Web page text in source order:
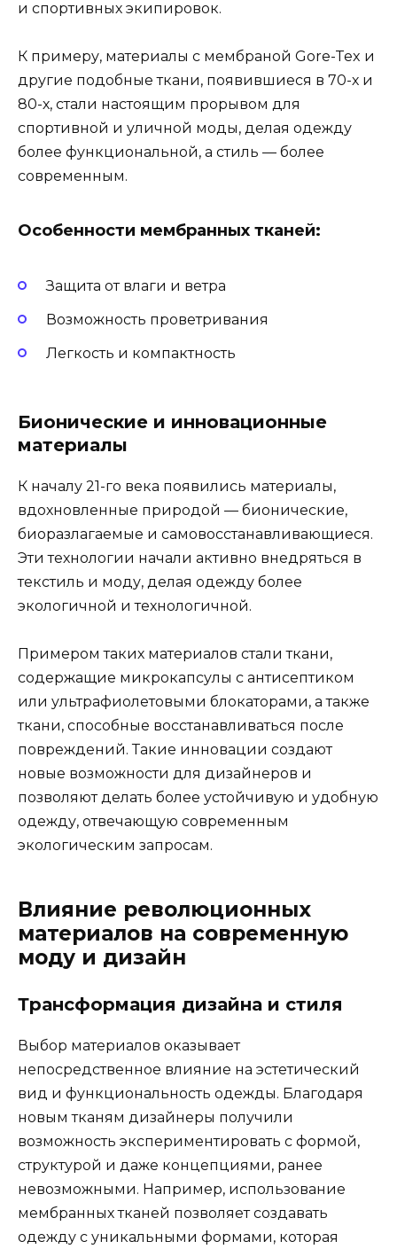
и спортивных экипировок.
К примеру, материалы с мембраной Gore-Tex и
другие подобные ткани, появившиеся в 70-х и
80-х, стали настоящим прорывом для
спортивной и уличной моды, делая одежду
более функциональной, а стиль — более
современным.
Особенности мембранных тканей:
Защита от влаги и ветра
Возможность проветривания
Легкость и компактность
Бионические и инновационные
материалы
К началу 21-го века появились материалы,
вдохновленные природой — бионические,
биоразлагаемые и самовосстанавливающиеся.
Эти технологии начали активно внедряться в
текстиль и моду, делая одежду более
экологичной и технологичной.
Примером таких материалов стали ткани,
содержащие микрокапсулы с антисептиком
или ультрафиолетовыми блокаторами, а также
ткани, способные восстанавливаться после
повреждений. Такие инновации создают
новые возможности для дизайнеров и
позволяют делать более устойчивую и удобную
одежду, отвечающую современным
экологическим запросам.
Влияние революционных
материалов на современную
моду и дизайн
Трансформация дизайна и стиля
Выбор материалов оказывает
непосредственное влияние на эстетический
вид и функциональность одежды. Благодаря
новым тканям дизайнеры получили
возможность экспериментировать с формой,
структурой и даже концепциями, ранее
невозможными. Например, использование
мембранных тканей позволяет создавать
одежду с уникальными формами, которая